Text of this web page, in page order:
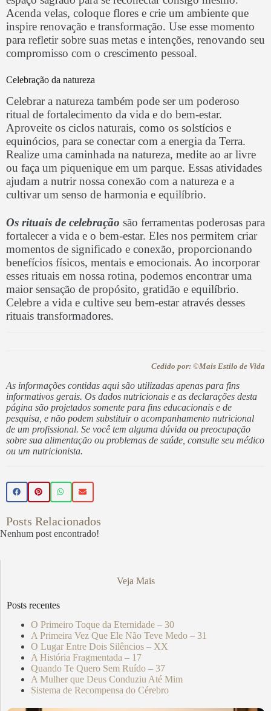
Acenda velas, coloque flores e crie um ambiente que
inspire renovação e transformação. Use esse momento
para refletir sobre suas metas e intenções, renovando seu
compromisso com o crescimento pessoal.
Celebração da natureza
Celebrar a natureza também pode ser um poderoso
ritual de fortalecimento da vida e do bem-estar.
Aproveite os ciclos naturais, como os solstícios e
equinócios, para se conectar com a energia da Terra.
Realize uma caminhada na natureza, medite ao ar livre
ou faça um piquenique em um parque. Essas atividades
ajudam a nutrir nossa conexão com a natureza e a
cultivar um senso de harmonia e equilíbrio.
Os rituais de celebração são ferramentas poderosas para
fortalecer a vida e o bem-estar. Eles nos permitem criar
momentos de significado e conexão, proporcionando
benefícios físicos, mentais e emocionais. Ao incorporar
esses rituais em nossa rotina, podemos encontrar uma
maior sensação de propósito, gratidão e equilíbrio.
Celebre a vida e cultive seu bem-estar através desses
rituais transformadores.
Cedido por: ©Mais Estilo de Vida
As informações contidas aqui são utilizadas apenas para fins
informativos gerais. Os dados nutricionais e as declarações desta
página são projetados somente para fins educacionais e de
pesquisa, e não podem substituir o acompanhamento nutricional
de um profissional. Se você tem alguma dúvida ou preocupação
sobre sua alimentação ou problemas de saúde, consulte seu médico
ou um nutricionista.
Posts Relacionados
Nenhum post encontrado!
Veja Mais
Posts recentes
O Primeiro Toque da Eternidade – 30
A Primeira Vez Que Ele Não Teve Medo – 31
O Lugar Entre Dois Silêncios – XX
A História Fragmentada – 17
Quando Te Quero Sem Ruído – 37
A Mulher que Deus Conduziu Até Mim
Sistema de Recompensa do Cérebro